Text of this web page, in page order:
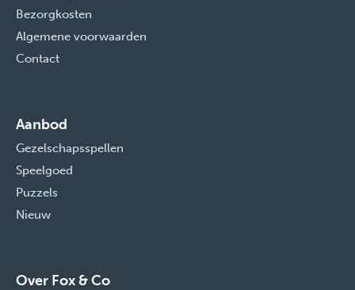
Bezorgkosten
Algemene voorwaarden
Contact
Aanbod
Gezelschapsspellen
Speelgoed
Puzzels
Nieuw
Over Fox & Co